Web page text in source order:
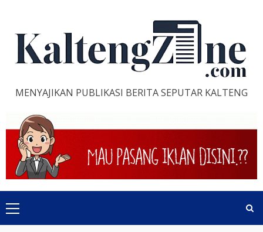
content
MENYAJIKAN PUBLIKASI BERITA SEPUTAR KALTENG
Primary
Menu